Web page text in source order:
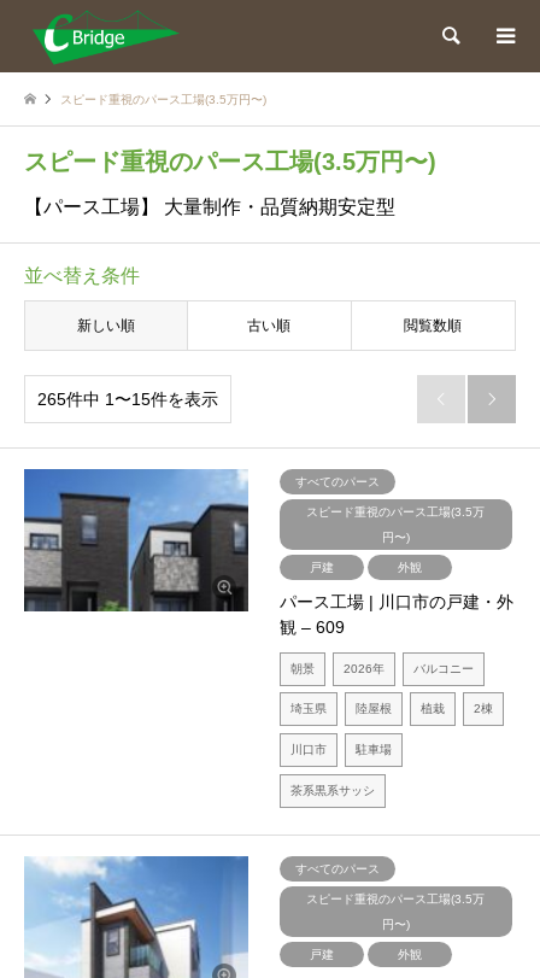
検索
スピード重視のパース工場(3.5万円〜)
スピード重視のパース工場(3.5万円〜)
【パース工場】 大量制作・品質納期安定型
並べ替え条件
新しい順 古い順 閲覧数順
265件中 1〜15件を表示  
すべてのパース
スピード重視のパース工場(3.5万
円〜)
戸建 外観
パース工場 | 川口市の戸建・外
観 – 609
朝景 2026年 バルコニー
埼玉県 陸屋根 植栽 2棟
川口市 駐車場
茶系黒系サッシ
すべてのパース
スピード重視のパース工場(3.5万
円〜)
戸建 外観